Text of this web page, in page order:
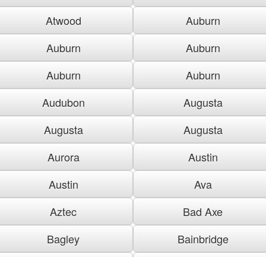
Atwood
Auburn
Auburn
Auburn
Auburn
Auburn
Audubon
Augusta
Augusta
Augusta
Aurora
Austin
Austin
Ava
Aztec
Bad Axe
Bagley
Bainbridge